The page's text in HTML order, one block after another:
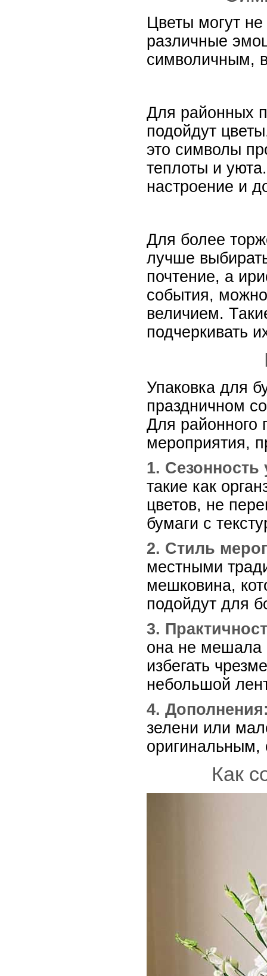
Цветы могут
различные
символичным,
Для районных
подойдут
это символы
теплоты и
настроение и
Для более
лучше
почтение, а
события,
величием.
подчеркивать
Упаковка для
праздничном
Для районного
мероприятия,
1. Сезонность
такие как
цветов, не
бумаги с
2. Стиль
местными
мешковина,
подойдут для
3.
она не мешала
избегать
небольшой
4.
зелени или
оригинальным,
Как